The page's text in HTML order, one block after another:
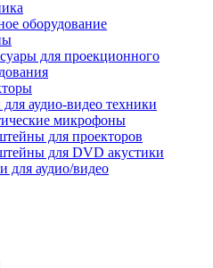
оборудование
для проекционного
аудио-видео техники
микрофоны
для проекторов
для DVD акустики
для аудио/видео